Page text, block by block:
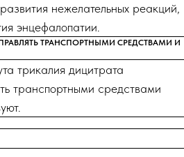
нежелательных реакций,
энцефалопатии.
ТРАНСПОРТНЫМИ СРЕДСТВАМИ И
трикалия дицитрата
транспортными средствами